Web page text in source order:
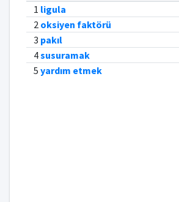
1 ligula
2 oksiyen faktörü
3 pakıl
4susuramak
5 yardım etmek